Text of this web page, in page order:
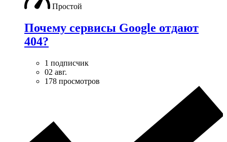
Простой
Почему сервисы Google отдают
404?
1 подписчик
02 авг.
178 просмотров